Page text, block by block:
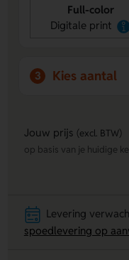
Full-color
Digitale print
3 Kies aantal
Jouw prijs (excl. BTW)
op basis van je huidige
Levering
spoedlevering op